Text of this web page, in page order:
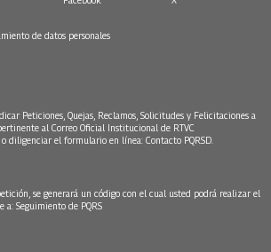
de datos personales
Peticiones, Quejas, Reclamos, Solicitudes y Felicitaciones a
al Correo Oficial Institucional de RTVC
o diligenciar el formulario en línea: Contacto PQRSD.
se generará un código con el cual usted podrá realizar el
a: Seguimiento de PQRS